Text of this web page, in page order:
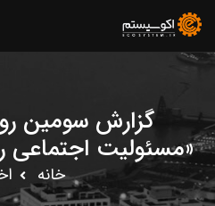
گزارش سومین
«مسئولیت اجتماعی
خانه